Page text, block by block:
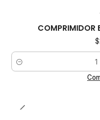
COMPRIMIDOR
Cantidad